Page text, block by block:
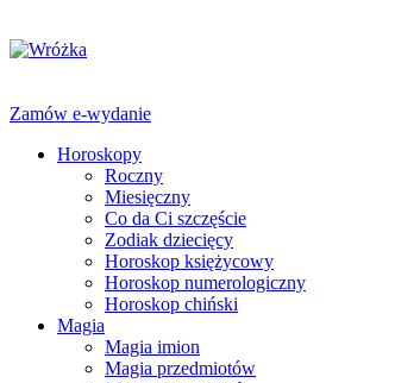
Zamów e-wydanie
Horoskopy
Roczny
Miesięczny
Co da Ci szczęście
Zodiak dziecięcy
Horoskop księżycowy
Horoskop numerologiczny
Horoskop chiński
Magia
Magia imion
Magia przedmiotów